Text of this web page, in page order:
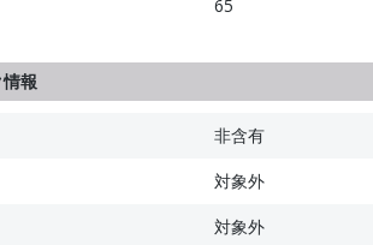
65
報
非含有
対象外
対象外